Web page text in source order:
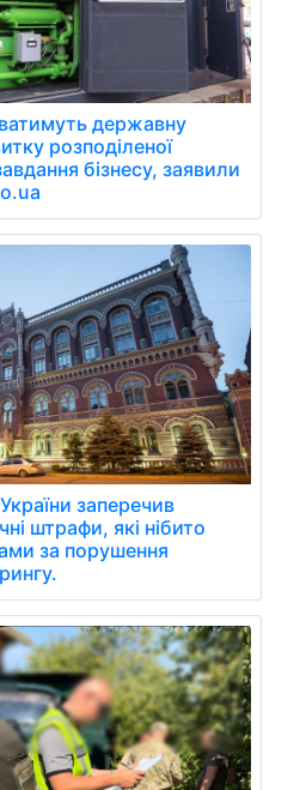
державну
розподіленої
бізнесу, заявили
заперечив
штрафи, які нібито
за порушення